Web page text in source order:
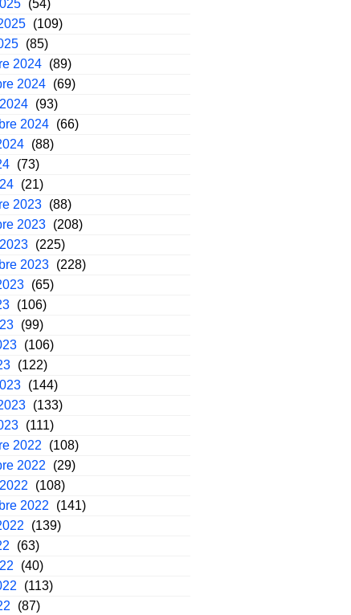
(54)
(109)
(85)
2024 (89)
2024 (69)
(93)
2024 (66)
(88)
(73)
(21)
2023 (88)
2023 (208)
(225)
2023 (228)
(65)
(106)
(99)
(106)
(122)
(144)
(133)
(111)
2022
(108)
2022
(29)
(108)
2022
(141)
(139)
(63)
(40)
(113)
(87)